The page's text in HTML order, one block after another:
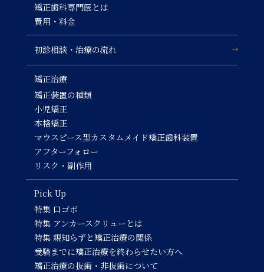
矯正歯科専門医とは
費用・料金
初診相談・治療の流れ
矯正治療
矯正装置の種類
小児矯正
本格矯正
マウスピース型カスタムメイド矯正歯科装置
アフターフォロー
リスク・副作用
Pick Up
特集 口ゴボ
特集 アンカースクリューとは
特集 親知らずと矯正治療の関係
受験までに矯正治療を終わらせたい方へ
矯正治療の抜歯・非抜歯について